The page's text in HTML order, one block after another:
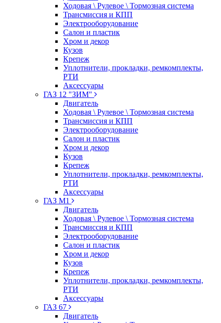
Ходовая \ Рулевое \ Тормозная система
Трансмиссия и КПП
Электрооборудование
Салон и пластик
Хром и декор
Кузов
Крепеж
Уплотнители, прокладки, ремкомплекты,
РТИ
Аксессуары
ГАЗ 12 "ЗИМ"
Двигатель
Ходовая \ Рулевое \ Тормозная система
Трансмиссия и КПП
Электрооборудование
Салон и пластик
Хром и декор
Кузов
Крепеж
Уплотнители, прокладки, ремкомплекты,
РТИ
Аксессуары
ГАЗ М1
Двигатель
Ходовая \ Рулевое \ Тормозная система
Трансмиссия и КПП
Электрооборудование
Салон и пластик
Хром и декор
Кузов
Крепеж
Уплотнители, прокладки, ремкомплекты,
РТИ
Аксессуары
ГАЗ 67
Двигатель